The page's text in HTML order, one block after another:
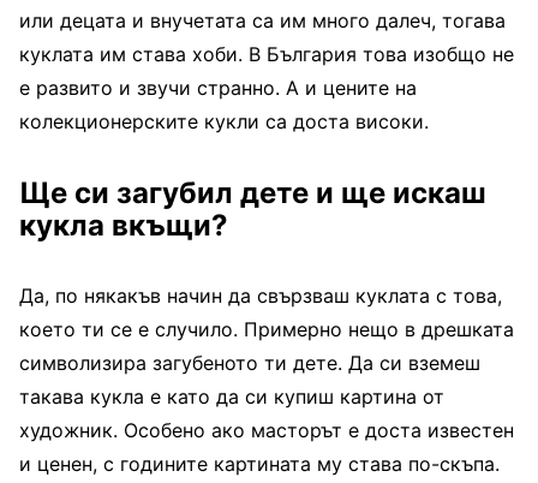
или децата и внучетата са им много далеч, тогава
куклата им става хоби. В България това изобщо не
е развито и звучи странно. А и цените на
колекционерските кукли са доста високи.
Ще си загубил дете и ще искаш
кукла вкъщи?
Да, по някакъв начин да свързваш куклата с това,
което ти се е случило. Примерно нещо в дрешката
символизира загубеното ти дете. Да си вземеш
такава кукла е като да си купиш картина от
художник. Особено ако масторът е доста известен
и ценен, с годините картината му става по-скъпа.